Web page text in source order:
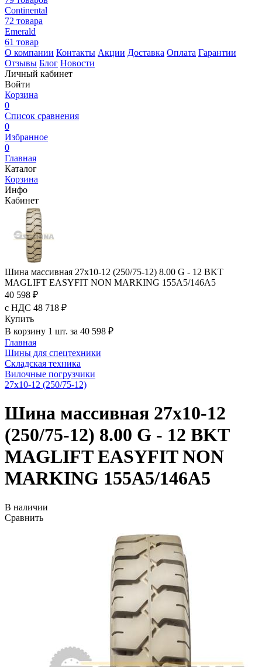
Continental
72 товара
Emerald
61 товар
О компании Контакты Акции Доставка Оплата Гарантии
Отзывы Блог Новости
Личный кабинет
Войти
Корзина
0
Список сравнения
0
Избранное
0
Главная
Каталог
Корзина
Инфо
Кабинет
Шина массивная 27x10-12 (250/75-12) 8.00 G - 12 BKT
MAGLIFT EASYFIT NON MARKING 155A5/146A5
40 598 ₽
с НДС 48 718 ₽
Купить
В корзину 1 шт. за 40 598 ₽
Главная
Шины для спецтехники
Складская техника
Вилочные погрузчики
27x10-12 (250/75-12)
Шина массивная 27x10-12
(250/75-12) 8.00 G - 12 BKT
MAGLIFT EASYFIT NON
MARKING 155A5/146A5
В наличии
Сравнить